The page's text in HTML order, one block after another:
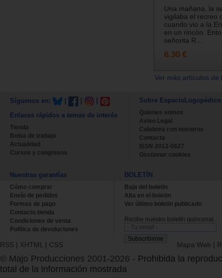
Una mañana, la
vigilaba el recreo
cuando vio a la
en un rincón.
señorita R...
6.30 €
Ver más artículos
Síguenos en:
Enlaces rápidos a temas de interés
Tienda
Bolsa de trabajo
Actualidad
Cursos y congresos
Sobre EspacioLogopédico
Quienes somos
Aviso Legal
Colabora con nosotros
Contacta
ISSN 2013-0627
Gestionar cookies
Nuestras garantías
Cómo comprar
Envío de pedidos
Formas de pago
Contacto tienda
Condiciones de venta
Política de devoluciones
BOLETÍN
Baja del boletin
Alta en el boletin
Ver último boletin publicado
Recibe nuestro boletín quincenal.
RSS | XHTML | CSS Mapa Web |
© Majo Producciones 2001-2026 - Prohibida la
total de la información mostrada